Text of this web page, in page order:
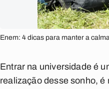
Enem: 4 dicas para manter a
Entrar na universidade é
realização desse sonho,